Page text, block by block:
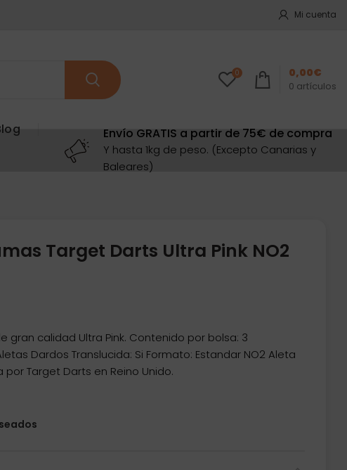
Mi cuenta
0
0 artículos
0,00€
Envío GRATIS a partir de 75€ de compra
Y hasta 1kg de peso. (Excepto Canarias y
Baleares)
Target Darts Ultra Pink NO2
gran calidad Ultra Pink. Contenido por bolsa: 3
Dardos Translucida: Si Formato: Estandar NO2 Aleta
Target Darts en Reino Unido.